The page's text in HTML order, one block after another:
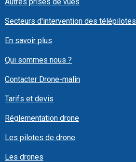
Secteurs d'intervention des télépilotes
En savoir plus
Qui sommes nous ?
Contacter Drone-malin
Tarifs et devis
Réglementation drone
Les pilotes de drone
Les drones